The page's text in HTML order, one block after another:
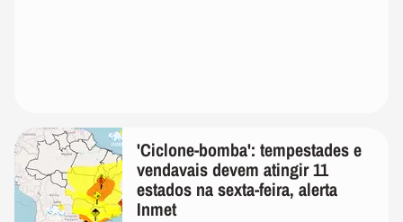
'Ciclone-bomba': tempestades e
vendavais devem atingir 11
estados na sexta-feira, alerta
Inmet